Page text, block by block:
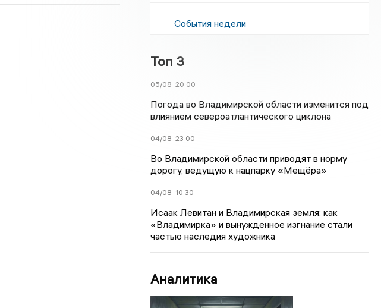
События недели
Топ 3
05/08 20:00
Погода во Владимирской области изменится под
влиянием североатлантического циклона
04/08 23:00
Во Владимирской области приводят в норму
дорогу, ведущую к нацпарку «Мещёра»
04/08 10:30
Исаак Левитан и Владимирская земля: как
«Владимирка» и вынужденное изгнание стали
частью наследия художника
Аналитика